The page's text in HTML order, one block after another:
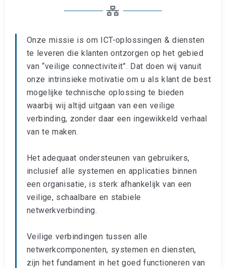
Onze missie is om ICT-oplossingen & diensten
te leveren die klanten ontzorgen op het gebied
van “veilige connectiviteit”. Dat doen wij vanuit
onze intrinsieke motivatie om u als klant de best
mogelijke technische oplossing te bieden
waarbij wij altijd uitgaan van een veilige
verbinding, zonder daar een ingewikkeld verhaal
van te maken.
Het adequaat ondersteunen van gebruikers,
inclusief alle systemen en applicaties binnen
een organisatie, is sterk afhankelijk van een
veilige, schaalbare en stabiele
netwerkverbinding.
Veilige verbindingen tussen alle
netwerkcomponenten, systemen en diensten,
zijn het fundament in het goed functioneren van